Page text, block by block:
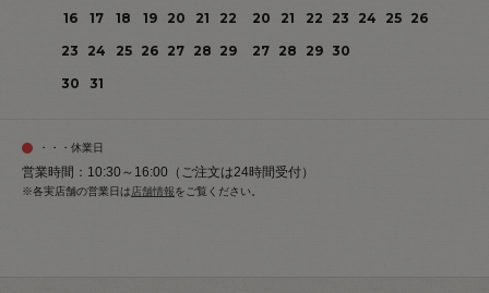
16
17 18 19 20 21
22
23
24 25 26 27 28 29
30
31
20
21 22 23 24 25
26
27 28 29 30
・・・休業日
営業時間：10:30～16:00（ご注文は24時間受付）
※各実店舗の営業日は 店舗情報をご覧ください。